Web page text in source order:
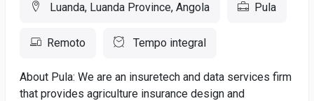
Luanda, Luanda Province, Angola Pula
Remoto Tempo integral
About Pula: We are an insuretech and data services firm
that provides agriculture insurance design and